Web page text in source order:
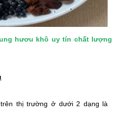
hươu khô uy tín chất lượng
thị trường ở dưới 2 dạng là